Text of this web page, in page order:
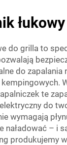
do grilla to
do
te
do
wymagają
naładować – i
produkujemy